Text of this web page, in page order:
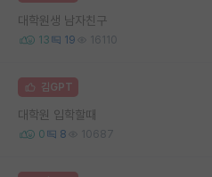
대학원생 남자친구
13 19 16110
김GPT
대학원 입학할때
0 8 10687